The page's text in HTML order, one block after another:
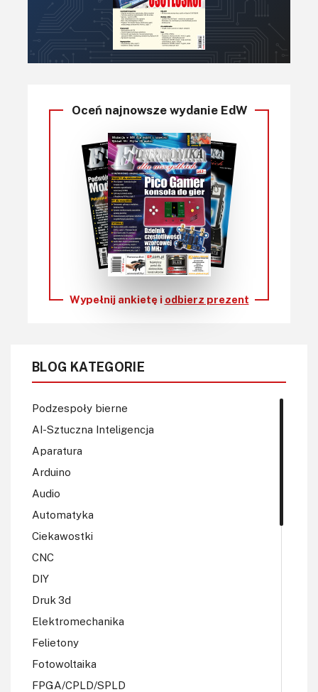
Oceń najnowsze wydanie EdW
Wypełnij ankietę i odbierz prezent
BLOG KATEGORIE
Podzespoły bierne
AI-Sztuczna Inteligencja
Aparatura
Arduino
Audio
Automatyka
Ciekawostki
CNC
DIY
Druk 3d
Elektromechanika
Felietony
Fotowoltaika
FPGA/CPLD/SPLD